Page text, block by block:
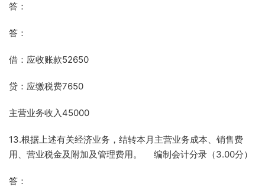
答：
答：
借：应收账款52650
贷：应缴税费7650
主营业务收入45000
13.根据上述有关经济业务，结转本月主营业务成本、销售费
用、营业税金及附加及管理费用。 编制会计分录（3.00分）
答：